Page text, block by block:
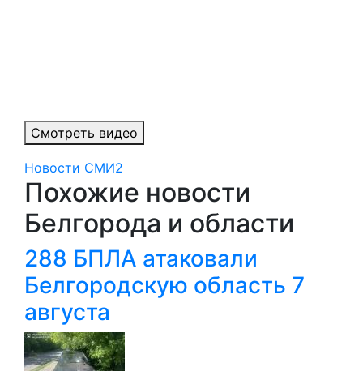
Смотреть видео
Новости СМИ2
Похожие новости
Белгорода и области
288 БПЛА атаковали
Белгородскую область 7
августа